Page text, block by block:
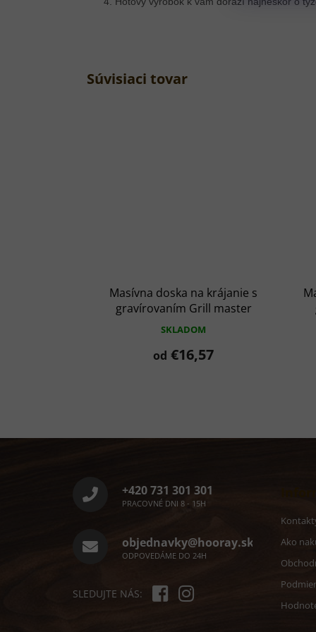
Súvisiaci tovar
Masívna doska na krájanie s
gravírovaním Grill master
SKLADOM
od €16,57
Z
+420 731 301 301
PRACOVNÉ DNI 8 - 15H
objednavky@hooray.sk
ODPOVEDÁME DO 24H
SLEDUJTE NÁS:
Ako